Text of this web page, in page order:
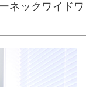
ネックワイドワ